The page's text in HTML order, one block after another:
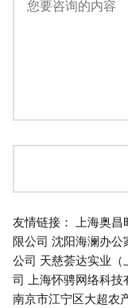
友情链接： 上海奥
限公司 沈阳海澜办公
公司 天慈荟达实业（
司 上海怀骋网络科技
南京市江宁区大超农